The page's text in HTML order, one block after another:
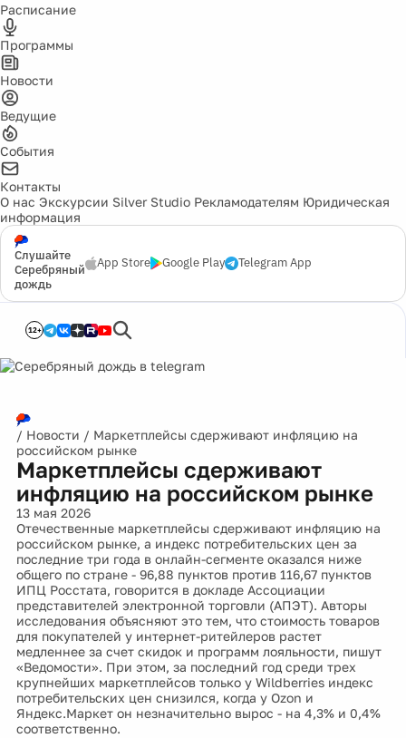
Расписание
Программы
Новости
Ведущие
События
Контакты
О нас Экскурсии Silver Studio Рекламодателям Юридическая
информация
Слушайте
Серебряный
дождь
App Store Google Play Telegram App
12+
/ Новости / Маркетплейсы сдерживают инфляцию на
российском рынке
Маркетплейсы сдерживают
инфляцию на российском рынке
13 мая 2026
Отечественные маркетплейсы сдерживают инфляцию на
российском рынке, а индекс потребительских цен за
последние три года в онлайн-сегменте оказался ниже
общего по стране - 96,88 пунктов против 116,67 пунктов
ИПЦ Росстата, говорится в докладе Ассоциации
представителей электронной торговли (АПЭТ). Авторы
исследования объясняют это тем, что стоимость товаров
для покупателей у интернет-ритейлеров растет
медленнее за счет скидок и программ лояльности, пишут
«Ведомости». При этом, за последний год среди трех
крупнейших маркетплейсов только у Wildberries индекс
потребительских цен снизился, когда у Ozon и
Яндекс.Маркет он незначительно вырос - на 4,3% и 0,4%
соответственно.